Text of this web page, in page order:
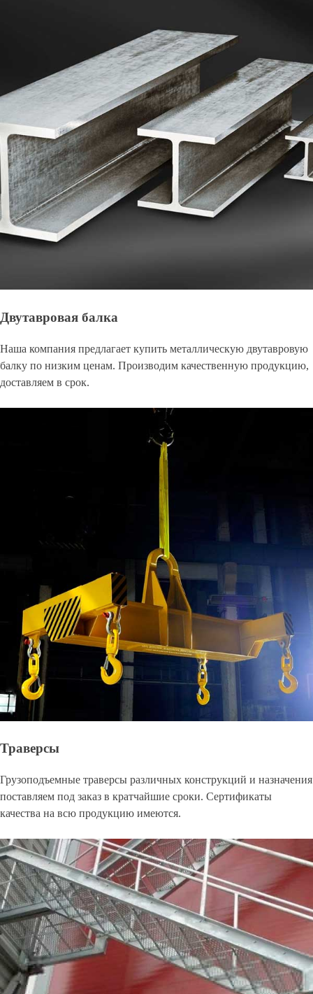
Двутавровая балка
Наша компания предлагает купить металлическую двутавровую
балку по низким ценам. Производим качественную продукцию,
доставляем в срок.
Траверсы
Грузоподъемные траверсы различных конструкций и назначения
поставляем под заказ в кратчайшие сроки. Сертификаты
качества на всю продукцию имеются.